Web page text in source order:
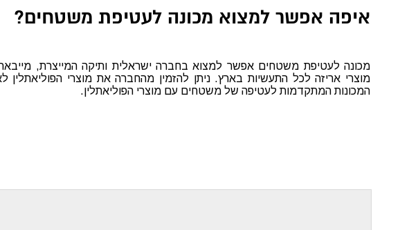
איפה אפשר למצוא מכונה לעטיפת משטחים?
מכונה לעטיפת משטחים אפשר למצוא בחברה ישראלית ותיקה המייצרת,
מוצרי אריזה לכל התעשיות בארץ. ניתן להזמין מהחברה את מוצרי הפוליאתלין
המכונות המתקדמות לעטיפה של משטחים עם מוצרי הפוליאתלין.